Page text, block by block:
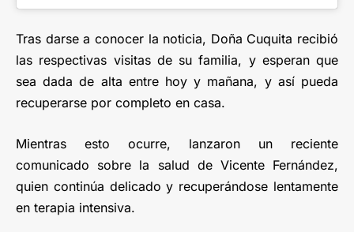
Tras darse a conocer la noticia, Doña Cuquita recibió
las respectivas visitas de su familia, y esperan que
sea dada de alta entre hoy y mañana, y así pueda
recuperarse por completo en casa.
Mientras esto ocurre, lanzaron un reciente
comunicado sobre la salud de Vicente Fernández,
quien continúa delicado y recuperándose lentamente
en terapia intensiva.